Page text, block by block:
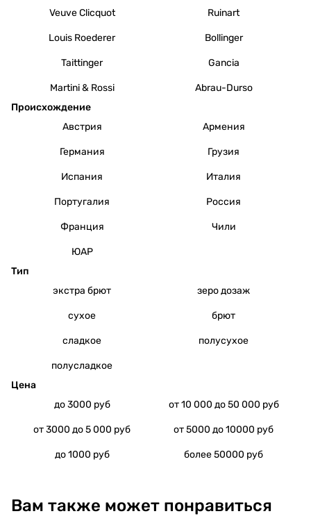
Veuve Clicquot Ruinart
Louis Roederer Bollinger
Taittinger Gancia
Martini & Rossi
Abrau-Durso
Происхождение
Австрия
Армения
Германия Грузия
Испания Италия
Португалия Россия
Франция Чили
ЮАР
Тип
экстра брют
зеро дозаж
сухое брют
сладкое полусухое
полусладкое
Цена
до 3000 руб
от 10 000 до 50 000 руб
от 3000 до 5 000 руб от 5000 до 10000 руб
до 1000 руб более 50000 руб
Вам также может понравиться